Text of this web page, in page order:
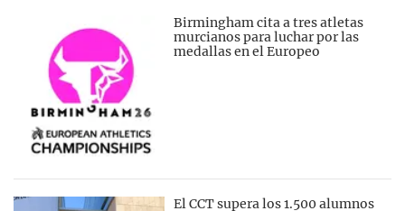
Birmingham cita a tres atletas
murcianos para luchar por las
medallas en el Europeo
El CCT supera los 1.500 alumnos